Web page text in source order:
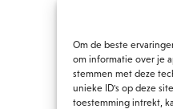
Om de beste
om informatie over je
stemmen met deze
unieke ID's op deze
toestemming intrekt,
22/11/